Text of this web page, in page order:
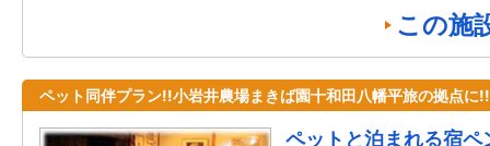
この施
ペット同伴プラン!!小岩井農場まきば園十和田八幡平旅の拠点に!!
ペットと泊まれる宿ペ